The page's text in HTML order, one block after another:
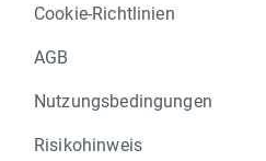
Cookie-Richtlinien
AGB
Nutzungsbedingungen
Risikohinweis